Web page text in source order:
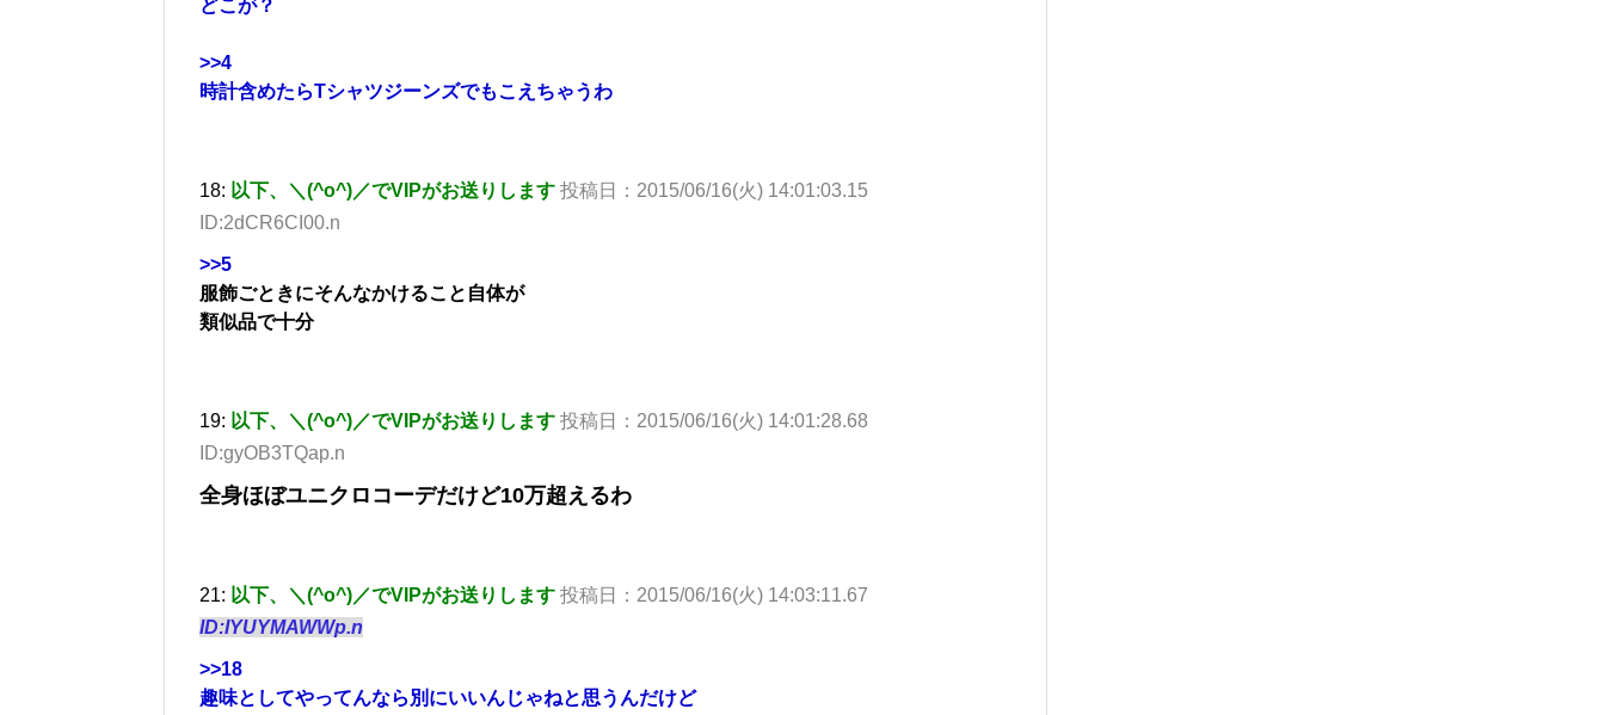
どこが？
>>4
時計含めたらTシャツジーンズでもこえちゃうわ
18: 以下、＼(^o^)／でVIPがお送りします 投稿日：2015/06/16(火) 14:01:03.15
ID:2dCR6CI00.n
>>5
服飾ごときにそんなかけること自体が
類似品で十分
19: 以下、＼(^o^)／でVIPがお送りします 投稿日：2015/06/16(火) 14:01:28.68
ID:gyOB3TQap.n
全身ほぼユニクロコーデだけど10万超えるわ
21: 以下、＼(^o^)／でVIPがお送りします 投稿日：2015/06/16(火) 14:03:11.67
ID:IYUYMAWWp.n
>>18
趣味としてやってんなら別にいいんじゃねと思うんだけど